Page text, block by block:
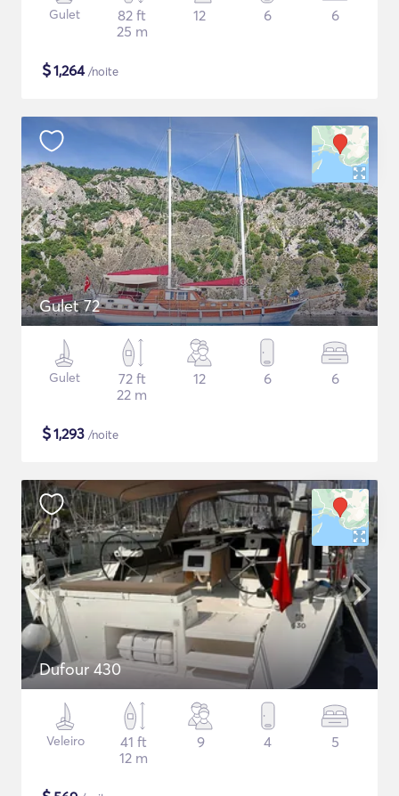
Gulet
82 ft
25 m
12 6 6
$1,264/noite
Gulet 72
Gulet
72 ft
22 m
12 6 6
$1,293 /noite
Dufour 430
Veleiro
41 ft
12 m
9 4 5